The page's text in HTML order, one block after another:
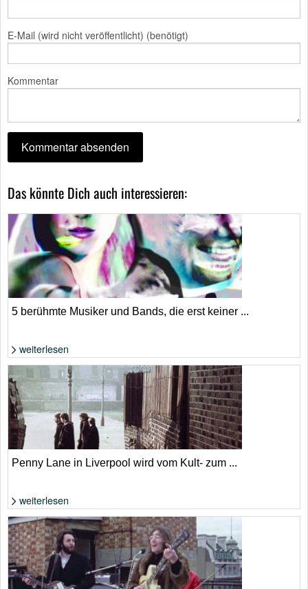
E-Mail (wird nicht veröffentlicht) (benötigt)
Kommentar
Das könnte Dich auch interessieren:
Foto: Shutterstock
5 berühmte Musiker und Bands, die erst keiner ...
weiterlesen
Foto: extrahiert aus YouTube-Video
Penny Lane in Liverpool wird vom Kult- zum ...
weiterlesen